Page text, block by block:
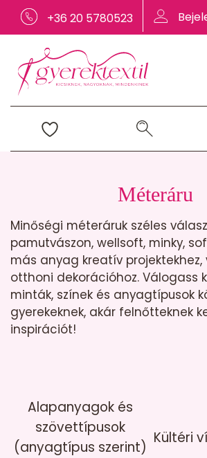
+36 20 5780523
Méteráru
Minőségi méteráruk széles
pamutvászon, wellsoft, minky,
más anyag kreatív projektekhez,
otthoni dekorációhoz. Válogass
minták, színek és anyagtípusok
gyerekeknek, akár felnőtteknek
inspirációt!
Alapanyagok és
szövettípusok
(anyagtípus szerint)
Kültéri